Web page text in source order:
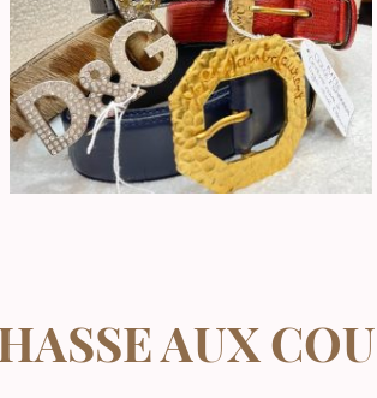
AUX